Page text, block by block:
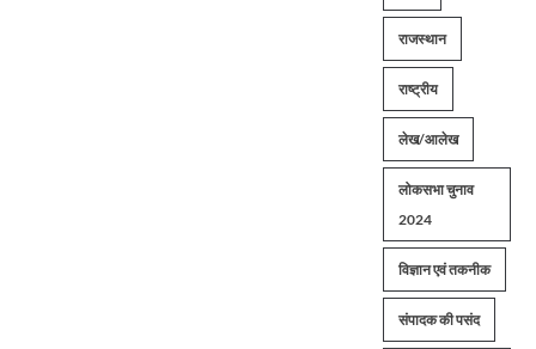
राजस्थान
राष्ट्रीय
लेख/आलेख
लोकसभा चुनाव
2024
विज्ञान एवं तकनीक
संपादक की पसंद